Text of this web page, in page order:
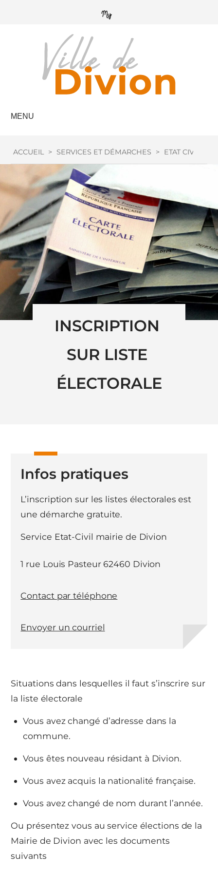
MENU
ACCUEIL > SERVICES ET DÉMARCHES > ETAT CIVIL
INSCRIPTION
SUR LISTE
ÉLECTORALE
Situations dans lesquelles il faut s’inscrire sur
la liste électorale
Vous avez changé d’adresse dans la
commune.
Vous êtes nouveau résidant à Divion.
Vous avez acquis la nationalité française.
Vous avez changé de nom durant l’année.
Ou présentez vous au service élections de la
Mairie de Divion avec les documents
suivants
Infos pratiques
L’inscription sur les listes électorales est
une démarche gratuite.
Service Etat-Civil mairie de Divion
1 rue Louis Pasteur 62460 Divion
Contact par téléphone
Envoyer un courriel